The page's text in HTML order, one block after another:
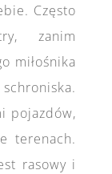
Często
zanim
miłośnika
pojazdów,
terenach.
rasowy i